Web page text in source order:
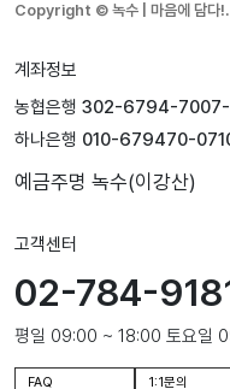
Copyright © 녹수 | 마음에 담
계좌정보
농협은행 302-6794-7007-
하나은행 010-679470-
예금주명 녹수(이강산)
고객센터
02-784-
평일 09:00 ~ 18:00 토요일
FAQ 1:1문의